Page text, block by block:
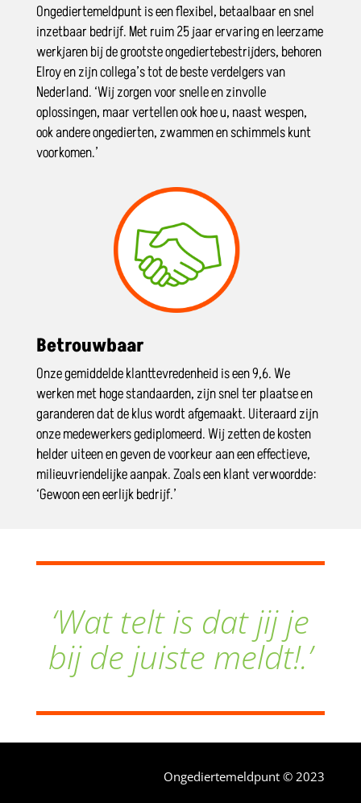
Ongediertemeldpunt is een flexibel, betaalbaar en snel
inzetbaar bedrijf. Met ruim 25 jaar ervaring en leerzame
werkjaren bij de grootste ongediertebestrijders, behoren
Elroy en zijn collega’s tot de beste verdelgers van
Nederland. ‘Wij zorgen voor snelle en zinvolle
oplossingen, maar vertellen ook hoe u, naast wespen,
ook andere ongedierten, zwammen en schimmels kunt
voorkomen.’
Betrouwbaar
Onze gemiddelde klanttevredenheid is een 9,6. We
werken met hoge standaarden, zijn snel ter plaatse en
garanderen dat de klus wordt afgemaakt. Uiteraard zijn
onze medewerkers gediplomeerd. Wij zetten de kosten
helder uiteen en geven de voorkeur aan een effectieve,
milieuvriendelijke aanpak. Zoals een klant verwoordde:
‘Gewoon een eerlijk bedrijf.’
‘Wat telt is dat jij je
bij de juiste meldt!.’
Ongediertemeldpunt © 2023